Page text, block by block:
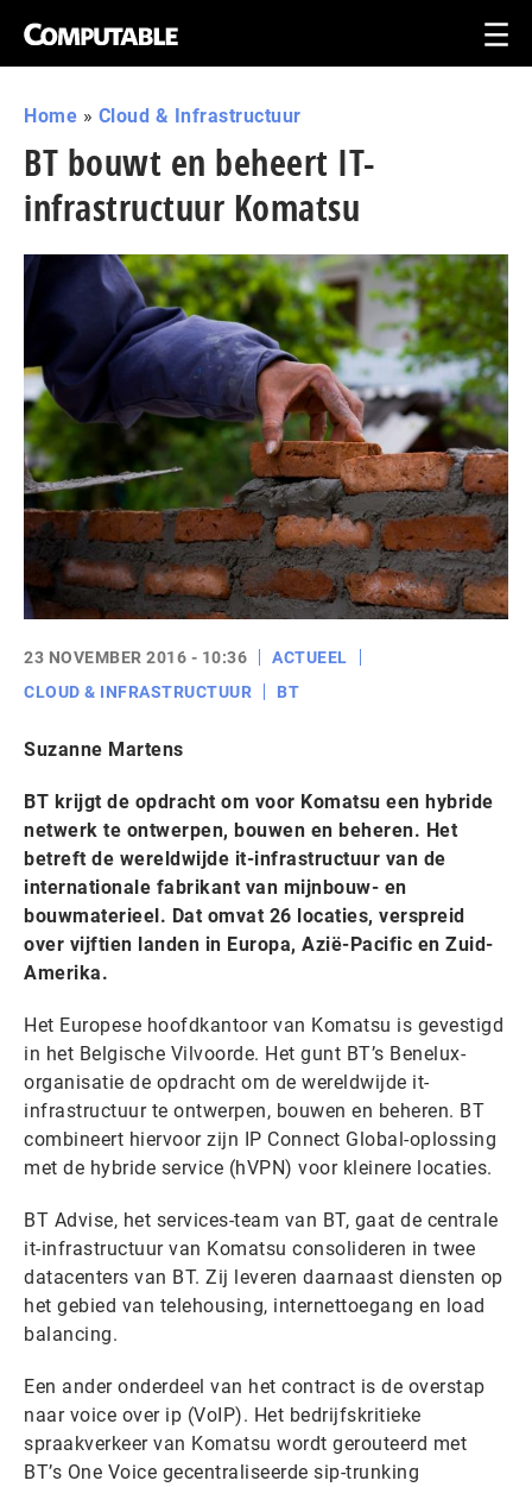
Home » Cloud & Infrastructuur
BT bouwt en beheert IT-
infrastructuur Komatsu
23 NOVEMBER 2016 - 10:36
ACTUEEL
CLOUD & INFRASTRUCTUUR
BT
Suzanne Martens
BT krijgt de opdracht om voor Komatsu een hybride
netwerk te ontwerpen, bouwen en beheren. Het
betreft de wereldwijde it-infrastructuur van de
internationale fabrikant van mijnbouw- en
bouwmaterieel. Dat omvat 26 locaties, verspreid
over vijftien landen in Europa, Azië-Pacific en Zuid-
Amerika.
Het Europese hoofdkantoor van Komatsu is gevestigd
in het Belgische Vilvoorde. Het gunt BT’s Benelux-
organisatie de opdracht om de wereldwijde it-
infrastructuur te ontwerpen, bouwen en beheren. BT
combineert hiervoor zijn IP Connect Global-oplossing
met de hybride service (hVPN) voor kleinere locaties.
BT Advise, het services-team van BT, gaat de centrale
it-infrastructuur van Komatsu consolideren in twee
datacenters van BT. Zij leveren daarnaast diensten op
het gebied van telehousing, internettoegang en load
balancing.
Een ander onderdeel van het contract is de overstap
naar voice over ip (VoIP). Het bedrijfskritieke
spraakverkeer van Komatsu wordt gerouteerd met
BT’s One Voice gecentraliseerde sip-trunking